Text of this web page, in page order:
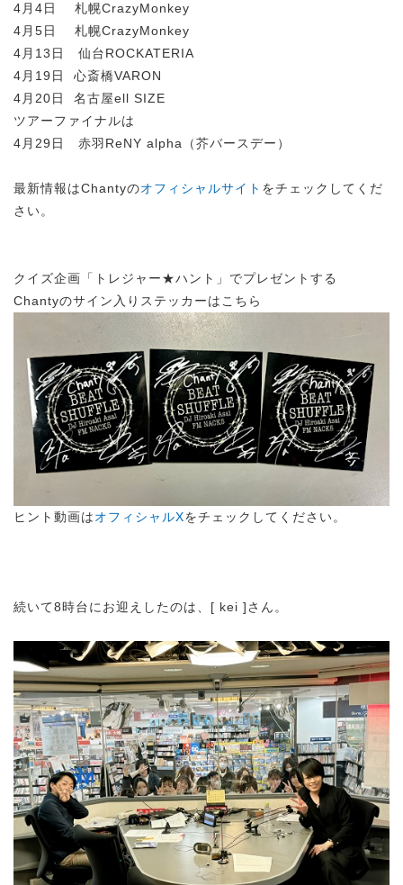
4月4日 札幌CrazyMonkey
4月5日 札幌CrazyMonkey
4月13日 仙台ROCKATERIA
4月19日 心斎橋VARON
4月20日 名古屋ell SIZE
ツアーファイナルは
4月29日 赤羽ReNY alpha（芥バースデー）
最新情報はChantyのオフィシャルサイト をチェックしてくだ
さい。
クイズ企画「トレジャー★ハント」でプレゼントする
Chantyのサイン入りステッカーはこちら
ヒント動画はオフィシャルXをチェックしてください。
続いて8時台にお迎えしたのは、[ kei ]さん。